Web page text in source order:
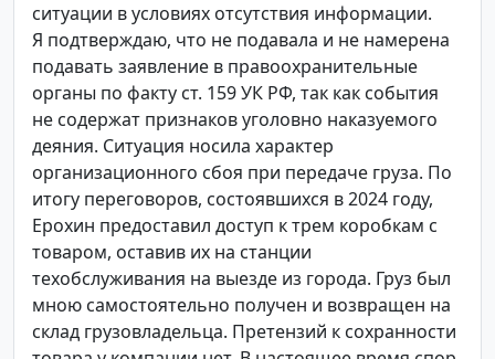
ситуации в условиях отсутствия информации.
Я подтверждаю, что не подавала и не намерена
подавать заявление в правоохранительные
органы по факту ст. 159 УК РФ, так как события
не содержат признаков уголовно наказуемого
деяния. Ситуация носила характер
организационного сбоя при передаче груза. По
итогу переговоров, состоявшихся в 2024 году,
Ерохин предоставил доступ к трем коробкам с
товаром, оставив их на станции
техобслуживания на выезде из города. Груз был
мною самостоятельно получен и возвращен на
склад грузовладельца. Претензий к сохранности